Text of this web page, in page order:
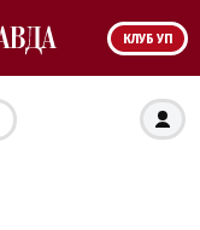
КЛУБ УП